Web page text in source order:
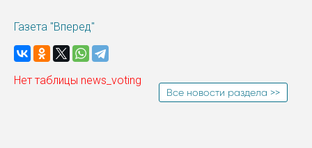
Газета "Вперед"
Нет таблицы news_voting
Все новости раздела >>